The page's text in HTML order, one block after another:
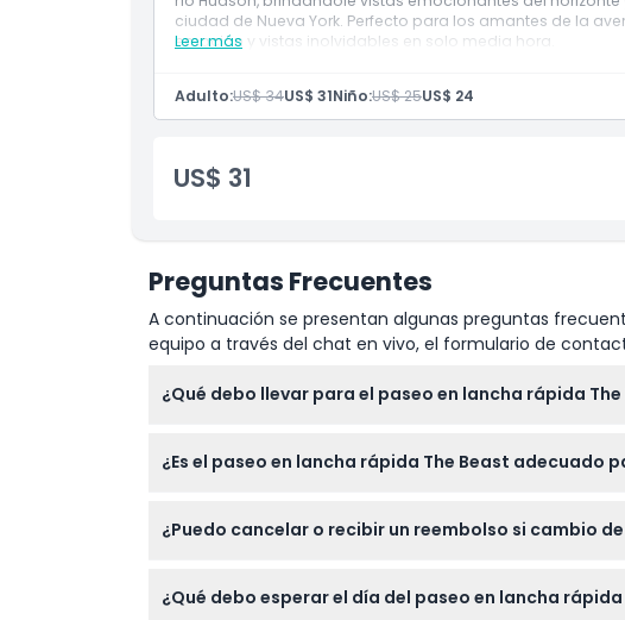
Exclusiones
No Adecuado Para
Cosas a Saber
Cómo Canjear
Política de Cancelación
ciudad de Nueva York. Perfecto para los amantes de la
emoción y vistas inolvidables en solo media hora.
Leer más
Adulto:US$ 34US$ 31Niño:US$ 25US$ 24
US$ 31
Preguntas Frecuentes
A continuación se presentan algunas preguntas
equipo a través del chat en vivo, el formulario de
¿Qué debo llevar para el paseo en lancha rápida The
planifique en consecuencia.
¿Es el paseo en lancha rápida The Beast adecuado
niños de 13 años en adelante pagan la tarifa de adulto.
¿Puedo cancelar o recibir un reembolso si cambio
reservar.
¿Qué debo esperar el día del paseo en lancha rápida